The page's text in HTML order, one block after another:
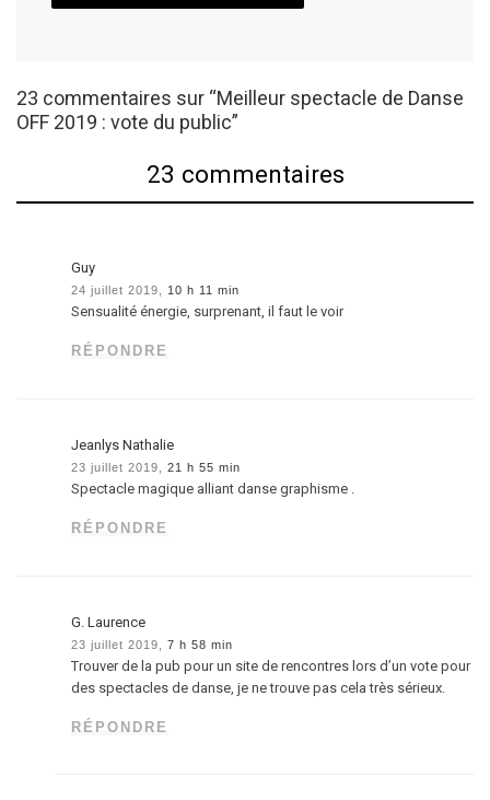
23 commentaires sur “Meilleur spectacle de Danse
OFF 2019 : vote du public”
23 commentaires
Guy
24 juillet 2019, 10 h 11 min
Sensualité énergie, surprenant, il faut le voir
RÉPONDRE
Jeanlys Nathalie
23 juillet 2019, 21 h 55 min
Spectacle magique alliant danse graphisme .
RÉPONDRE
G. Laurence
23 juillet 2019, 7 h 58 min
Trouver de la pub pour un site de rencontres lors d’un vote pour
des spectacles de danse, je ne trouve pas cela très sérieux.
RÉPONDRE